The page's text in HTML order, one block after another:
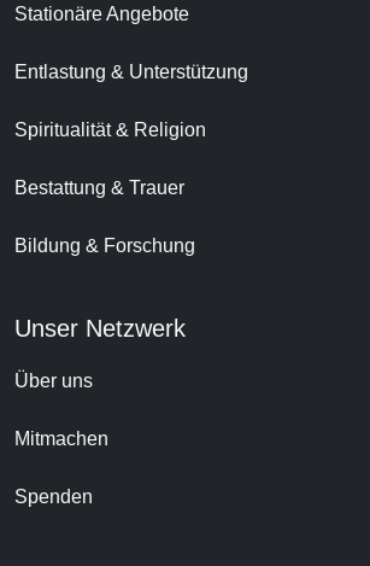
Stationäre Angebote
Entlastung & Unterstützung
Spiritualität & Religion
Bestattung & Trauer
Bildung & Forschung
Unser Netzwerk
Über uns
Mitmachen
Spenden